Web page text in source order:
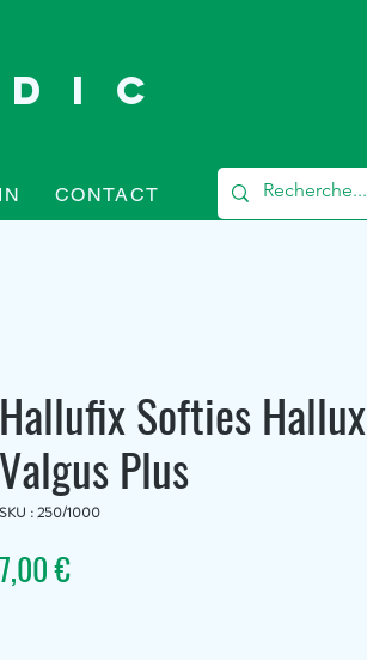
CONTACT
Hallufix Softies Hallux
Valgus Plus
SKU : 250/1000
7,00 €Prix